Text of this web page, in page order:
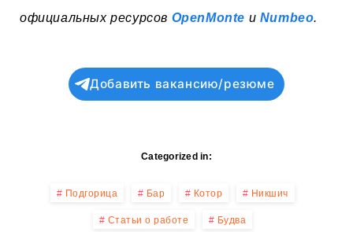
официальных ресурсов OpenMonte и Numbeo.
Добавить вакансию/резюме
Categorized in:
Подгорица Бар Котор Никшич
Статьи о работе Будва